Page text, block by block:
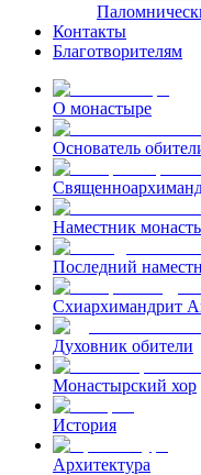
Контакты
Благотворителям
О монастыре
Основатель
Наместник
Последний
Схиархимандрит
Духовник обители
Монастырский хор
История
Архитектура